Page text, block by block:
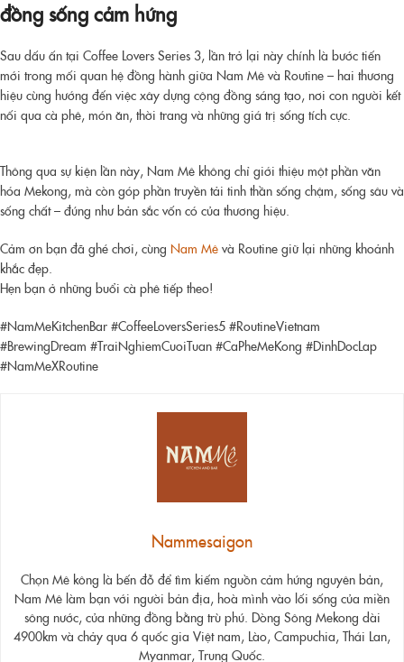
đồng sống cảm hứng
Sau dấu ấn tại Coffee Lovers Series 3, lần trở lại này chính là bước tiến
mới trong mối quan hệ đồng hành giữa Nam Mê và Routine – hai thương
hiệu cùng hướng đến việc xây dựng cộng đồng sáng tạo, nơi con người kết
nối qua cà phê, món ăn, thời trang và những giá trị sống tích cực.
Thông qua sự kiện lần này, Nam Mê không chỉ giới thiệu một phần văn
hóa Mekong, mà còn góp phần truyền tải tinh thần sống chậm, sống sâu và
sống chất – đúng như bản sắc vốn có của thương hiệu.
Cảm ơn bạn đã ghé chơi, cùng Nam Mê và Routine giữ lại những khoảnh
khắc đẹp.
Hẹn bạn ở những buổi cà phê tiếp theo!
#NamMeKitchenBar #CoffeeLoversSeries5 #RoutineVietnam
#BrewingDream #TraiNghiemCuoiTuan #CaPheMeKong #DinhDocLap
#NamMeXRoutine
Nammesaigon
Chọn Mê kông là bến đỗ để tìm kiếm nguồn cảm hứng nguyên bản,
Nam Mê làm bạn với người bản địa, hoà mình vào lối sống của miền
sông nước, của những đồng bằng trù phú. Dòng Sông Mekong dài
4900km và chảy qua 6 quốc gia Việt nam, Lào, Campuchia, Thái Lan,
Myanmar, Trung Quốc.